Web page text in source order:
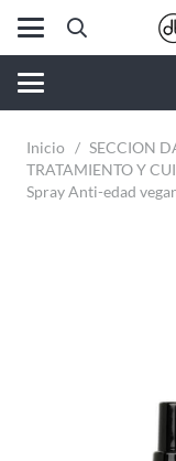
Inicio / SECCION
TRATAMIENTO Y
Spray Anti-edad